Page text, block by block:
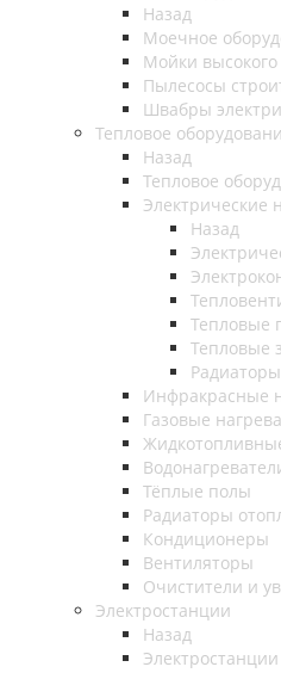
Назад
Моечное
Мойки
Пылесосы
Швабры
Тепловое
Назад
Тепловое
Электрические
Назад
Тепловые
Тепловые
Инфракрасные
Газовые
Тёплые полы
Радиаторы
Кондиционеры
Вентиляторы
Очистители и
Электростанции
Назад
Электростанции